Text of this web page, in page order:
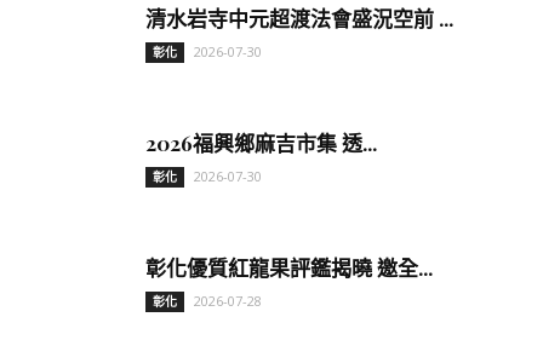
清水岩寺中元超渡法會盛況空前 ...
彰化 2026-07-30
2026福興鄉麻吉市集 透...
彰化 2026-07-30
彰化優質紅龍果評鑑揭曉 邀全...
彰化 2026-07-28